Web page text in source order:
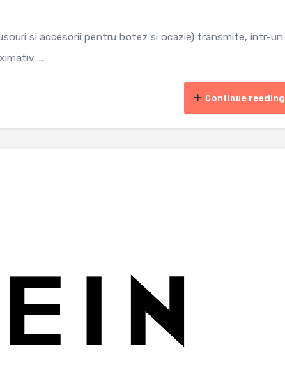
si accesorii pentru botez si ocazie) transmite, intr-un
...
Continue reading